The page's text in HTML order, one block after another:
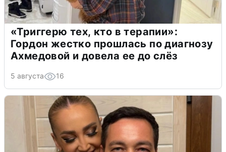
«Триггерю тех, кто в терапии»:
Гордон жестко прошлась по диагнозу
Ахмедовой и довела ее до слёз
5 августа 16